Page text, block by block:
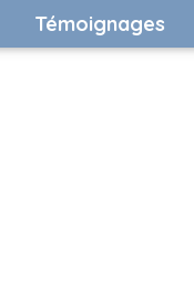
Témoignages